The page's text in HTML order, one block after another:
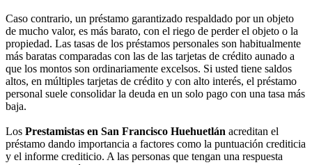
Caso contrario, un préstamo garantizado respaldado por un objeto
de mucho valor, es más barato, con el riego de perder el objeto o la
propiedad. Las tasas de los préstamos personales son habitualmente
más baratas comparadas con las de las tarjetas de crédito aunado a
que los montos son ordinariamente excelsos. Si usted tiene saldos
altos, en múltiples tarjetas de crédito y con alto interés, el préstamo
personal suele consolidar la deuda en un solo pago con una tasa más
baja.
Los Prestamistas en San Francisco Huehuetlán acreditan el
préstamo dando importancia a factores como la puntuación crediticia
y el informe crediticio. A las personas que tengan una respuesta